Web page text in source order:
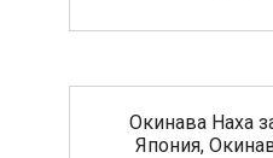
Окинава Наха
Япония,